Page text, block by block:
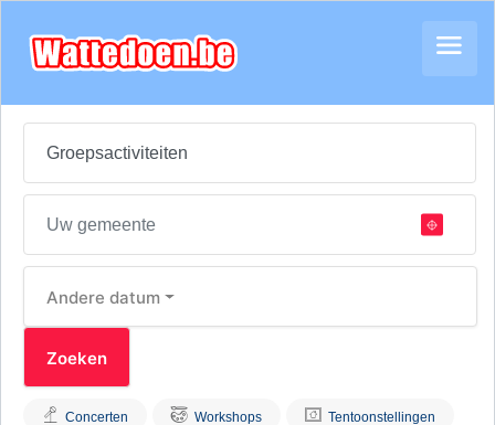
Andere datum
Concerten Workshops Tentoonstellingen